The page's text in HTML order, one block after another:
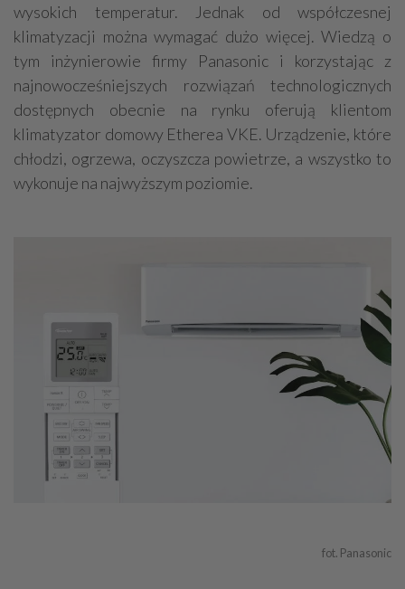
wysokich temperatur. Jednak od współczesnej
klimatyzacji można wymagać dużo więcej. Wiedzą o
tym inżynierowie firmy Panasonic i korzystając z
najnowocześniejszych rozwiązań technologicznych
dostępnych obecnie na rynku oferują klientom
klimatyzator domowy Etherea VKE. Urządzenie, które
chłodzi, ogrzewa, oczyszcza powietrze, a wszystko to
wykonuje na najwyższym poziomie.
fot. Panasonic